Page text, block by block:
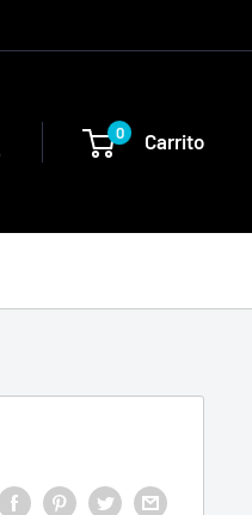
0 Carrito